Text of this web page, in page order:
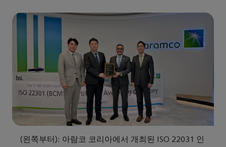
(왼쪽부터): 아람코 코리아에서 개최된 ISO 22031 인